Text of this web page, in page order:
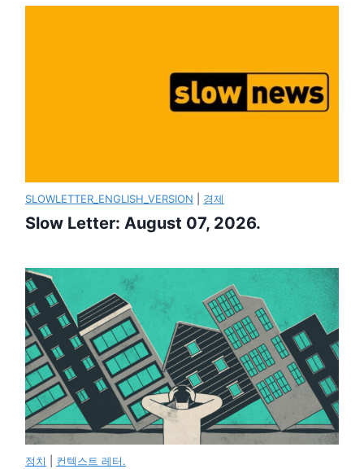
SLOWLETTER_ENGLISH_VERSION 경제
Slow Letter: August 07, 2026.
정치 컨텍스트 레터.